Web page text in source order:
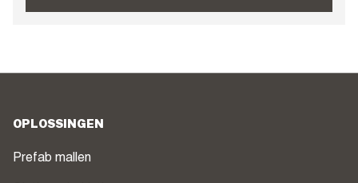
OPLOSSINGEN
Prefab mallen